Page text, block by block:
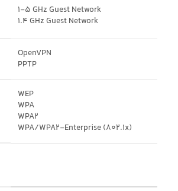
1-5 GHz Guest Network
1.4 GHz Guest Network
OpenVPN
PPTP
WEP
WPA
WPA2
WPA/WPA2-Enterprise (802.1x)